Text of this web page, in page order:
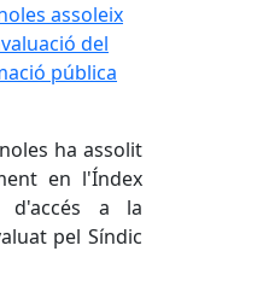
assoleix
del
pública
ha assolit
en l'Índex
d'accés a la
pel Síndic